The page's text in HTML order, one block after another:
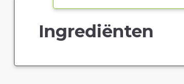
Ingrediënten